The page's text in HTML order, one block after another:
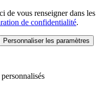
de vous renseigner dans les
de confidentialité.
Personnaliser les paramètres